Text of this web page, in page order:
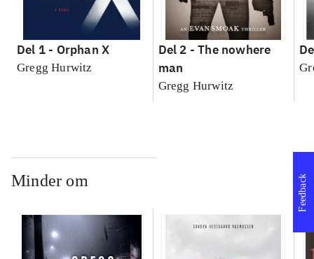
Del 1 - Orphan X
Gregg Hurwitz
Del 2 -The nowhere
man
Gregg Hurwitz
Minder om Feedback